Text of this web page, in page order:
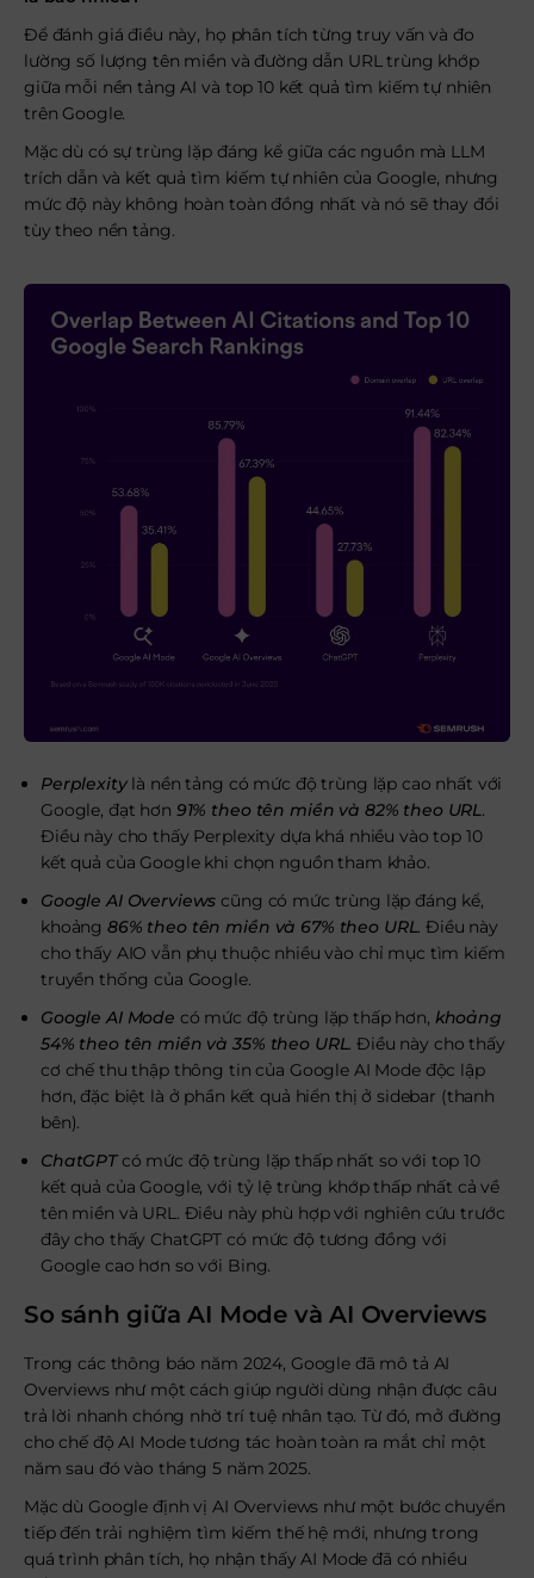
Để đánh giá điều này, họ phân tích từng truy vấn và đo
lường số lượng tên miền và đường dẫn URL trùng khớp
giữa mỗi nền tảng AI và top 10 kết quả tìm kiếm tự nhiên
trên Google.
Mặc dù có sự trùng lặp đáng kể giữa các nguồn mà LLM
trích dẫn và kết quả tìm kiếm tự nhiên của Google, nhưng
mức độ này không hoàn toàn đồng nhất và nó sẽ thay đổi
tùy theo nền tảng.
Perplexity là nền tảng có mức độ trùng lặp cao nhất với
Google, đạt hơn 91% theo tên miền và 82% theo URL.
Điều này cho thấy Perplexity dựa khá nhiều vào top 10
kết quả của Google khi chọn nguồn tham khảo.
Google AI Overviewscũng có mức trùng lặp đáng kể,
khoảng86% theo tên miền và 67% theo URL. Điều này
cho thấy AIO vẫn phụ thuộc nhiều vào chỉ mục tìm kiếm
truyền thống của Google.
Google AI Mode có mức độ trùng lặp thấp hơn, khoảng
54% theo tên miền và 35% theo URL. Điều này cho thấy
cơ chế thu thập thông tin của Google AI Mode độc lập
hơn, đặc biệt là ở phần kết quả hiển thị ở sidebar (thanh
bên).
ChatGPTcó mức độ trùng lặp thấp nhất so với top 10
kết quả của Google, với tỷ lệ trùng khớp thấp nhất cả về
tên miền và URL. Điều này phù hợp với nghiên cứu trước
đây cho thấy ChatGPT có mức độ tương đồng với
Google cao hơn so với Bing.
So sánh giữa AI Mode và AI Overviews
Trong các thông báo năm 2024, Google đã mô tả AI
Overviews như một cách giúp người dùng nhận được câu
trả lời nhanh chóng nhờ trí tuệ nhân tạo. Từ đó, mở đường
cho chế độ AI Mode tương tác hoàn toàn ra mắt chỉ một
năm sau đó vào tháng 5 năm 2025.
Mặc dù Google định vị AI Overviews như một bước chuyển
tiếp đến trải nghiệm tìm kiếm thế hệ mới, nhưng trong
quá trình phân tích, họ nhận thấy AI Mode đã có nhiều